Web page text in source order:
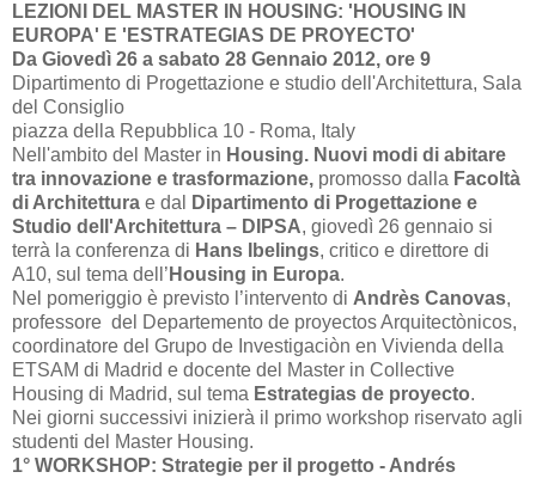
LEZIONI DEL MASTER IN HOUSING: 'HOUSING IN
EUROPA' E 'ESTRATEGIAS DE PROYECTO'
Da Giovedì 26 a sabato 28 Gennaio 2012, ore 9
Dipartimento di Progettazione e studio dell'Architettura, Sala
del Consiglio
piazza della Repubblica 10 - Roma, Italy
Nell'ambito del Master in Housing. Nuovi modi di abitare
tra innovazione e trasformazione, promosso dalla Facoltà
di Architettura e dal
Dipartimento di Progettazione e
Studio dell'Architettura – DIPSA, giovedì 26 gennaio si
terrà la conferenza di Hans Ibelings, critico e direttore di
A10, sul tema dell’ Housing in Europa.
Nel pomeriggio è previsto l’intervento di Andrès Canovas,
professore del Departemento de proyectos Arquitectònicos,
coordinatore del Grupo de Investigaciòn en Vivienda della
ETSAM di Madrid e docente del Master in Collective
Housing di Madrid, sul tema Estrategias de proyecto.
Nei giorni successivi inizierà il primo workshop riservato agli
studenti del Master Housing.
1° WORKSHOP: Strategie per il progetto - Andrés